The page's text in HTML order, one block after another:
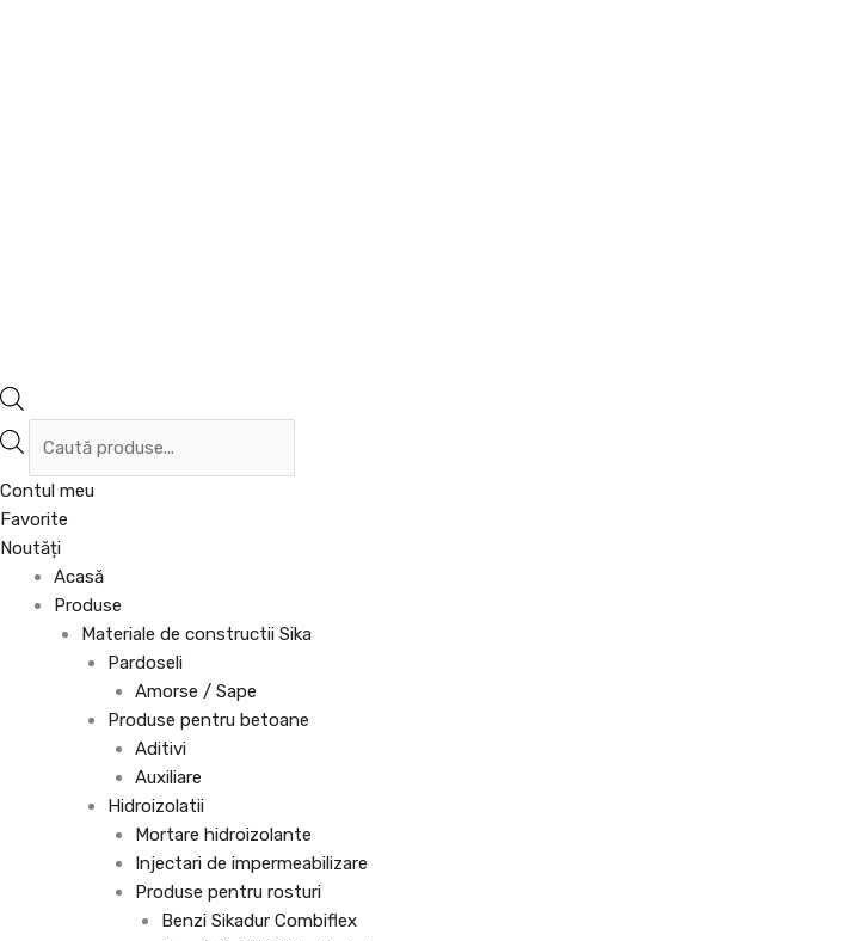
Contul meu
Favorite
Noutăți
Acasă
Produse
Materiale de constructii Sika
Pardoseli
Amorse / Sape
Produse pentru betoane
Aditivi
Auxiliare
Hidroizolatii
Mortare hidroizolante
Injectari de impermeabilizare
Produse pentru rosturi
Benzi Sikadur Combiflex